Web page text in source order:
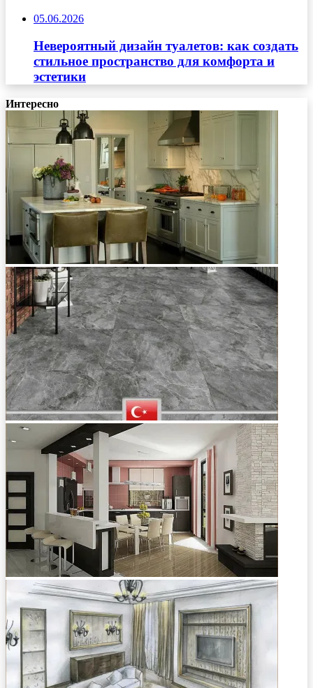
05.06.2026
Невероятный дизайн туалетов: как создать
стильное пространство для комфорта и
эстетики
Интересно